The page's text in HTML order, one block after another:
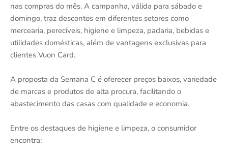
nas compras do mês. A campanha, válida para sábado e
domingo, traz descontos em diferentes setores como
mercearia, perecíveis, higiene e limpeza, padaria, bebidas e
utilidades domésticas, além de vantagens exclusivas para
clientes Vuon Card.
A proposta da Semana C é oferecer preços baixos, variedade
de marcas e produtos de alta procura, facilitando o
abastecimento das casas com qualidade e economia.
Entre os destaques de higiene e limpeza, o consumidor
encontra: